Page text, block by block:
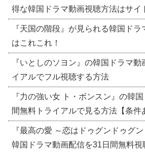
得な韓国ドラマ動画視聴方法はサイ
『天国の階段』が見られる韓国ド
はこれこれ！
『いとしのソヨン』の韓国ドラマ
イアルでフル視聴する方法
『力の強い女 ト・ボンスン』の韓
間無料トライアルで見る方法【条件
『最高の愛 ～恋はドゥグンドゥグ
韓国ドラマ動画配信を31日間無料